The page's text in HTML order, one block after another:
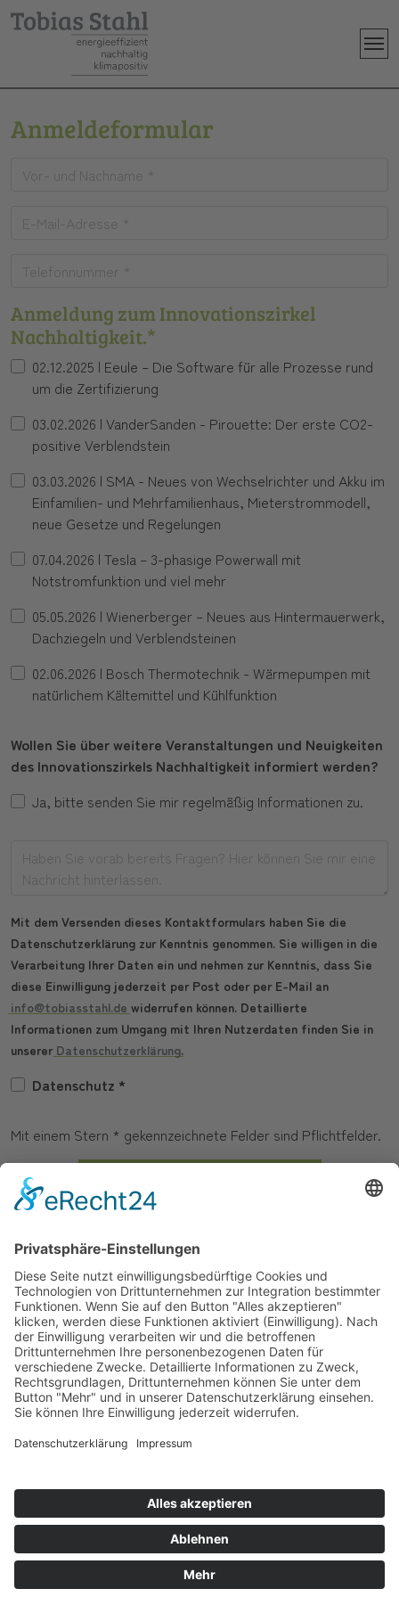
Anmeldeformular
Anmeldung zum Innovationszirkel
Nachhaltigkeit.*
02.12.2025 | Eeule – Die Software für alle Prozesse rund
um die Zertifizierung
03.02.2026 | VanderSanden - Pirouette: Der erste CO2-
positive Verblendstein
03.03.2026 | SMA - Neues von Wechselrichter und Akku im
Einfamilien- und Mehrfamilienhaus, Mieterstrommodell,
neue Gesetze und Regelungen
07.04.2026 | Tesla – 3-phasige Powerwall mit
Notstromfunktion und viel mehr
05.05.2026 | Wienerberger – Neues aus Hintermauerwerk,
Dachziegeln und Verblendsteinen
02.06.2026 | Bosch Thermotechnik - Wärmepumpen mit
natürlichem Kältemittel und Kühlfunktion
Wollen Sie über weitere Veranstaltungen und Neuigkeiten
des Innovationszirkels Nachhaltigkeit informiert werden?
Ja, bitte senden Sie mir regelmäßig Informationen zu.
Mit dem Versenden dieses Kontaktformulars haben Sie die
Datenschutzerklärung zur Kenntnis genommen. Sie willigen in die
Verarbeitung Ihrer Daten ein und nehmen zur Kenntnis, dass Sie
diese Einwilligung jederzeit per Post oder per E-Mail an
info@tobiasstahl.de widerrufen können. Detaillierte
Informationen zum Umgang mit Ihren Nutzerdaten finden Sie in
unserer Datenschutzerklärung.
Datenschutz *
Mit einem Stern * gekennzeichnete Felder sind Pflichtfelder.
Cookie-Einst.
Impressum
Datenschutz
© 2022–2025 – Tobias Stahl, Keynote Speaker – bezahlbare,
nachhaltige Gebäude